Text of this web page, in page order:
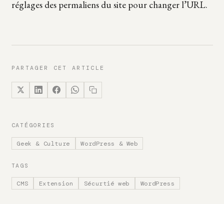
réglages des permaliens du site pour changer l’URL.
PARTAGER CET ARTICLE
CATÉGORIES
Geek & Culture WordPress & Web
TAGS
CMS Extension Sécurtié web WordPress